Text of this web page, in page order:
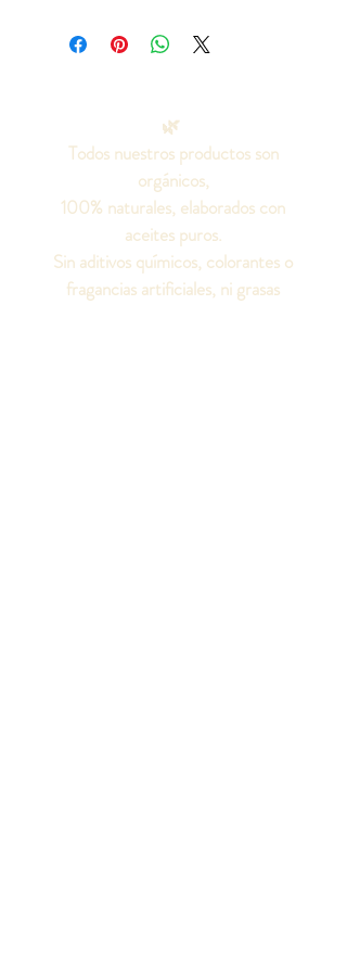
🌿
Todos nuestros productos son
orgánicos,
100% naturales, elaborados con
aceites puros.
Sin aditivos químicos, colorantes o
fragancias artificiales, ni grasas